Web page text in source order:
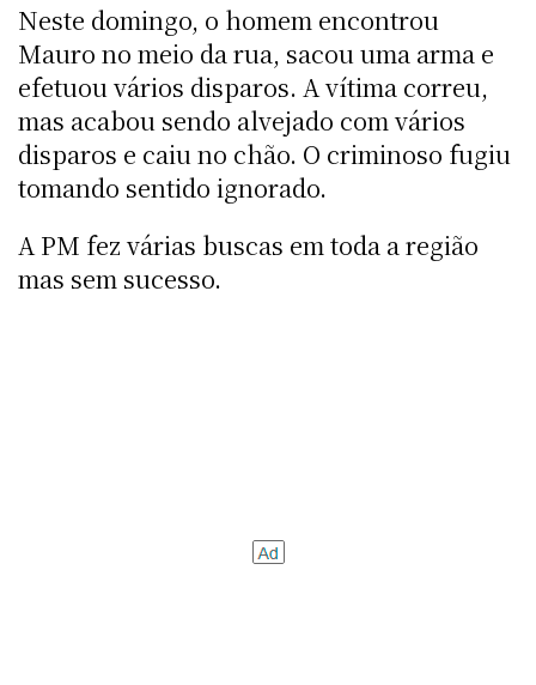
Neste domingo, o homem encontrou
Mauro no meio da rua, sacou uma arma e
efetuou vários disparos. A vítima correu,
mas acabou sendo alvejado com vários
disparos e caiu no chão. O criminoso fugiu
tomando sentido ignorado.
A PM fez várias buscas em toda a região
mas sem sucesso.